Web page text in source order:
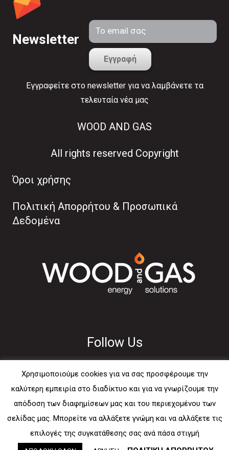
Newsletter
Εγγραφείτε στο newsletter για να λαμβάνετε τα
τελευταία νέα μας
WOOD AND GAS
All rights reserved Copyright
Όροι χρήσης
Πολιτική Απορρήτου & Προσωπικά
Δεδομένα
Follow Us
Usefull
E-mail
Χρησιμοποιούμε cookies για να σας προσφέρουμε την
καλύτερη εμπειρία στο διαδίκτυο και για να γνωρίζουμε την
απόδοση των διαφημίσεων μας και του περιεχομένου των
σελίδας μας. Μπορείτε να αλλάξετε γνώμη και να αλλάξετε τις
επιλογές της συγκατάθεσης σας ανά πάσα στιγμή